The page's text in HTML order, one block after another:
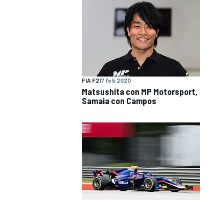
FIA F217 feb 2020
Matsushita con MP Motorsport,
Samaia con Campos